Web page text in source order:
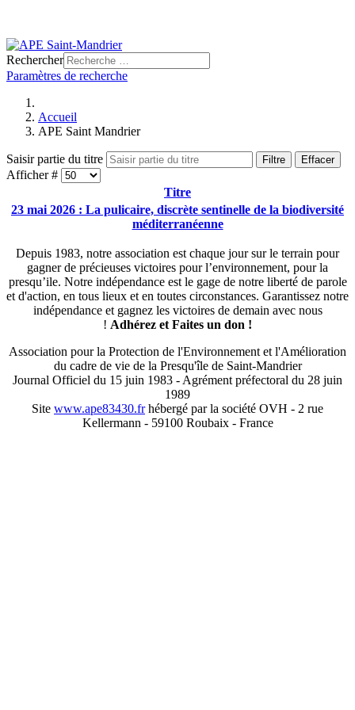
Rechercher
Paramètres de recherche
Accueil
APE Saint Mandrier
Saisir partie du titre Filtre Effacer
Afficher #
Titre
23 mai 2026 : La pulicaire, discrète sentinelle de la biodiversité
méditerranéenne
Depuis 1983, notre association est chaque jour sur le terrain pour
gagner de précieuses victoires pour l’environnement, pour la
presqu’ile. Notre indépendance est le gage de notre liberté de parole
et d'action, en tous lieux et en toutes circonstances. Garantissez notre
indépendance et gagnez les victoires de demain avec nous
! Adhérez et Faites un don !
Association pour la Protection de l'Environnement et l'Amélioration
du cadre de vie de la Presqu'île de Saint-Mandrier
Journal Officiel du 15 juin 1983 - Agrément préfectoral du 28 juin
1989
Site www.ape83430.frhébergé par la société OVH - 2 rue
Kellermann - 59100 Roubaix - France